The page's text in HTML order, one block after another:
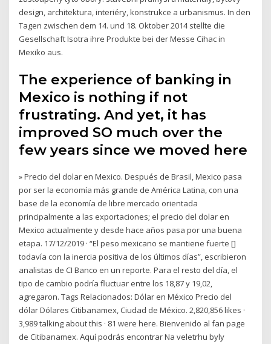
design, architektura, interiéry, konstrukce a urbanismus. In den
Tagen zwischen dem 14. und 18. Oktober 2014 stellte die
Gesellschaft Isotra ihre Produkte bei der Messe Cihac in
Mexiko aus.
The experience of banking in
Mexico is nothing if not
frustrating. And yet, it has
improved SO much over the
few years since we moved here
» Precio del dolar en Mexico. Después de Brasil, Mexico pasa
por ser la economía más grande de América Latina, con una
base de la economía de libre mercado orientada
principalmente a las exportaciones; el precio del dolar en
Mexico actualmente y desde hace años pasa por una buena
etapa. 17/12/2019 · “El peso mexicano se mantiene fuerte []
todavía con la inercia positiva de los últimos días”, escribieron
analistas de CI Banco en un reporte. Para el resto del día, el
tipo de cambio podría fluctuar entre los 18,87 y 19,02,
agregaron. Tags Relacionados: Dólar en México Precio del
dólar Dólares Citibanamex, Ciudad de México. 2,820,856 likes ·
3,989 talking about this · 81 were here. Bienvenido al fan page
de Citibanamex. Aquí podrás encontrar Na veletrhu byly